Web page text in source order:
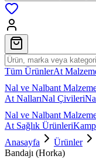
Tüm ÜrünlerAt
Nal ve Nalbant
At NallarıNal Çivileri
Nal ve Nalbant
At Sağlık Ürünleri
Anasayfa
Ürünler
Bandajı (Horka)